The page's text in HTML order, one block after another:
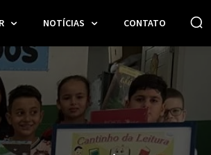
NOTÍCIAS CONTATO